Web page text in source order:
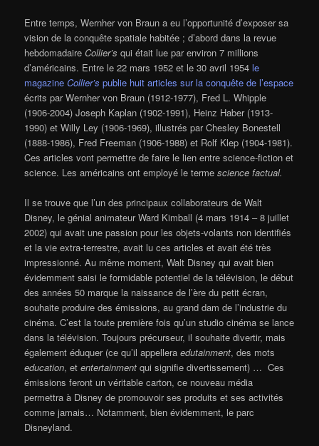
Entre temps, Wernher von Braun a eu l’opportunité d’exposer sa
vision de la conquête spatiale habitée ; d’abord dans la revue
hebdomadaireCollier’s qui était lue par environ 7 millions
d’américains. Entre le 22 mars 1952 et le 30 avril 1954le
magazineCollier’s publie huit articles sur la conquête de l’espace
écrits par Wernher von Braun (1912-1977), Fred L. Whipple
(1906-2004) Joseph Kaplan (1902-1991), Heinz Haber (1913-
1990) et Willy Ley (1906-1969), illustrés par Chesley Bonestell
(1888-1986), Fred Freeman (1906-1988) et Rolf Klep (1904-1981).
Ces articles vont permettre de faire le lien entre science-fiction et
science. Les américains ont employé le termescience factual.
Il se trouve que l’un des principaux collaborateurs de Walt
Disney, le génial animateur Ward Kimball (4 mars 1914 – 8 juillet
2002) qui avait une passion pour les objets-volants non identifiés
et la vie extra-terrestre, avait lu ces articles et avait été très
impressionné. Au même moment, Walt Disney qui avait bien
évidemment saisi le formidable potentiel de la télévision, le début
des années 50 marque la naissance de l’ère du petit écran,
souhaite produire des émissions, au grand dam de l’industrie du
cinéma. C’est la toute première fois qu’un studio cinéma se lance
dans la télévision. Toujours précurseur, il souhaite divertir, mais
également éduquer (ce qu’il appelleraedutainment, des mots
education, etentertainment qui signifie divertissement) … Ces
émissions feront un véritable carton, ce nouveau média
permettra à Disney de promouvoir ses produits et ses activités
comme jamais… Notamment, bien évidemment, le parc
Disneyland.